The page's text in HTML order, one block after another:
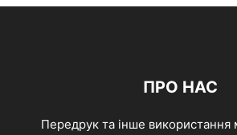
ПРО НАС
Передрук та інше використання